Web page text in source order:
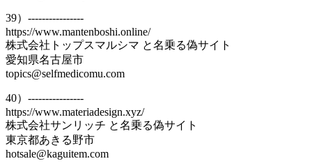
39）----------------
https://www.mantenboshi.online/
株式会社トップスマルシマ と名乗る偽サイト
愛知県名古屋市
topics@selfmedicomu.com
40）----------------
https://www.materiadesign.xyz/
株式会社サンリッチ と名乗る偽サイト
東京都あきる野市
hotsale@kaguitem.com